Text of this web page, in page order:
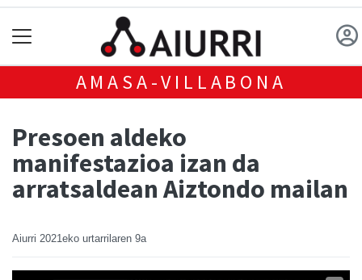
AMASA-VILLABONA
Presoen aldeko
manifestazioa izan da
arratsaldean Aiztondo mailan
Aiurri 2021eko urtarrilaren 9a